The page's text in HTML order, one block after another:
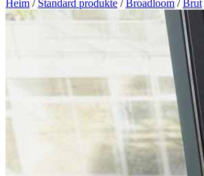
Heim / Standard produkte /Broadloom /Brut